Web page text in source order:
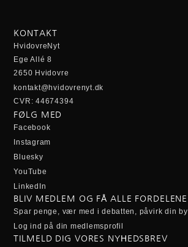
KONTAKT
HvidovreNyt
Ege Allé 8
2650 Hvidovre
kontakt@hvidovrenyt.dk
CVR: 44674394
FØLG MED
Facebook
Instagram
Bluesky
YouTube
LinkedIn
BLIV MEDLEM OG FÅ ALLE FORDELENE
Spar penge, vær med i debatten, påvirk din by
Log ind på din medlemsprofil
TILMELD DIG VORES NYHEDSBREV